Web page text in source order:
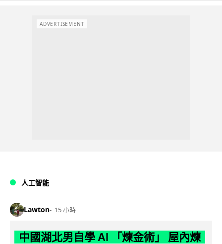
ADVERTISEMENT
人工智能
Lawton 15 小時
中國湖北男自學 AI 「煉金術」 屋內煉